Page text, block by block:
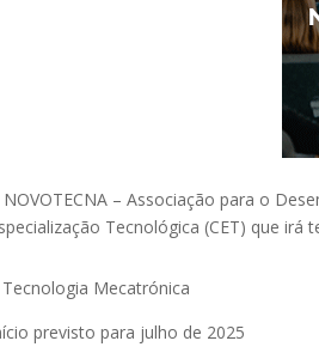
NOVOTECNA – Associação para o
Tecnológica (CET) que irá
Tecnologia Mecatrónica
previsto para julho de 2025